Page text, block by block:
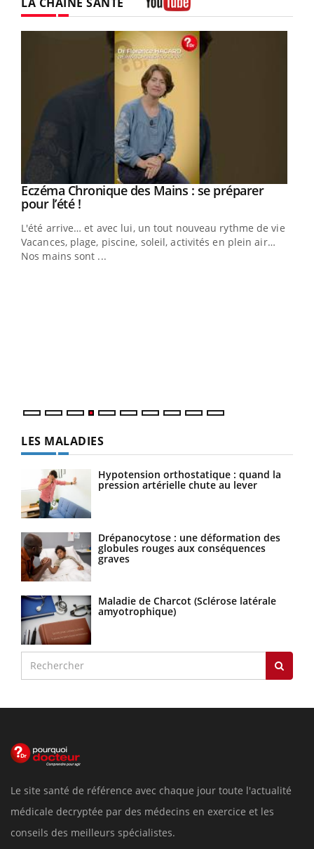
Youtube
Eczéma Chronique des Mains : se préparer
pour l’été !Youtube
L'été arrive… et avec lui, un tout nouveau rythme de vie !
Vacances, plage, piscine, soleil, activités en plein air…
Nos mains sont ...
LES MALADIES
Hypotension orthostatique : quand la
pression artérielle chute au lever
Drépanocytose : une déformation des
globules rouges aux conséquences
graves
Maladie de Charcot (Sclérose latérale
amyotrophique)
Le site santé de référence avec chaque jour toute l'actualité
médicale decryptée par des médecins en exercice et les
conseils des meilleurs spécialistes.